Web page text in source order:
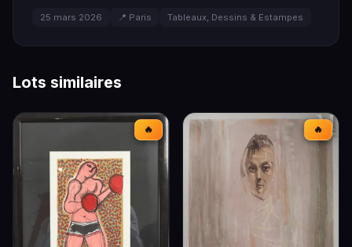
25 mars 2026 📍 Paris Tableaux, Dessins & Estampes
Lots similaires
🔥 🔥